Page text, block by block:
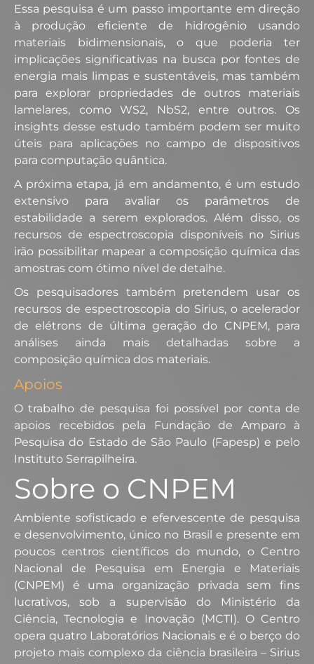
Essa pesquisa é um passo importante em direção
à produção eficiente de hidrogênio usando
materiais bidimensionais, o que poderia ter
implicações significativas na busca por fontes de
energia mais limpas e sustentáveis, mas também
para explorar propriedades de outros materiais
lamelares, como WS2, NbS2, entre outros. Os
insights desse estudo também podem ser muito
úteis para aplicações no campo de dispositivos
para computação quântica.
A próxima etapa, já em andamento, é um estudo
extensivo para avaliar os parâmetros de
estabilidade a serem explorados. Além disso, os
recursos de espectroscopia disponíveis no Sirius
irão possibilitar mapear a composição química das
amostras com ótimo nível de detalhe.
Os pesquisadores também pretendem usar os
recursos de espectroscopia do Sirius, o acelerador
de elétrons de última geração do CNPEM, para
análises ainda mais detalhadas sobre a
composição química dos materiais.
Apoios
O trabalho de pesquisa foi possível por conta de
apoios recebidos pela Fundação de Amparo à
Pesquisa do Estado de São Paulo (Fapesp) e pelo
Instituto Serrapilheira.
Sobre o CNPEM
Ambiente sofisticado e efervescente de pesquisa
e desenvolvimento, único no Brasil e presente em
poucos centros científicos do mundo, o Centro
Nacional de Pesquisa em Energia e Materiais
(CNPEM) é uma organização privada sem fins
lucrativos, sob a supervisão do Ministério da
Ciência, Tecnologia e Inovação (MCTI). O Centro
opera quatro Laboratórios Nacionais e é o berço do
projeto mais complexo da ciência brasileira – Sirius